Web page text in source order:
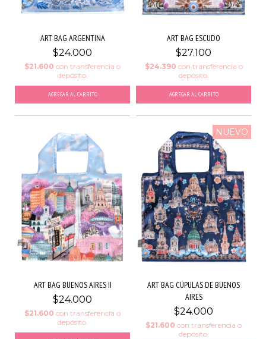
ART BAG ARGENTINA
$24.000
$21.600 con transferencia o
depósito.
ART BAG ESCUDO
$27.100
$24.390 con transferencia o
depósito.
ART BAG BUENOS AIRES II
$24.000
$21.600 con transferencia o
depósito.
NUEVO
ART BAG CÚPULAS DE BUENOS
AIRES
$24.000
$21.600 con transferencia o
depósito.